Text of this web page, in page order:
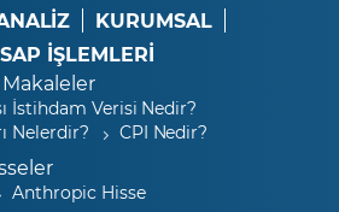
KURUMSAL
İŞLEMLERİ
Makaleler
İstihdam Verisi Nedir?
Nelerdir?
CPI Nedir?
Anthropic Hisse